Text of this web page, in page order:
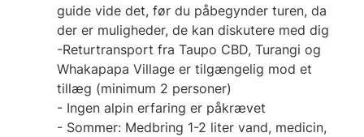
guide vide det, før du påbegynder turen, da
der er muligheder, de kan diskutere med dig
-Returtransport fra Taupo CBD, Turangi og
Whakapapa Village er tilgængelig mod et
tillæg (minimum 2 personer)
- Ingen alpin erfaring er påkrævet
- Sommer: Medbring 1-2 liter vand, medicin,